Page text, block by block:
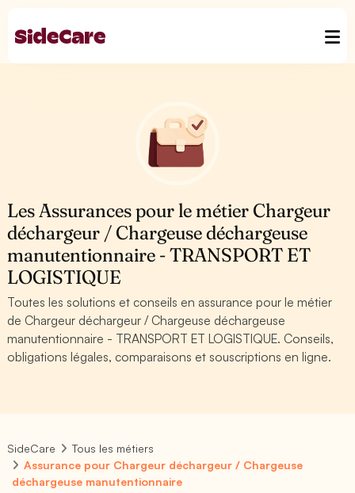
Les Assurances pour le métier Chargeur
déchargeur / Chargeuse déchargeuse
manutentionnaire - TRANSPORT ET
LOGISTIQUE
Toutes les solutions et conseils en assurance pour le métier
de Chargeur déchargeur / Chargeuse déchargeuse
manutentionnaire - TRANSPORT ET LOGISTIQUE. Conseils,
obligations légales, comparaisons et souscriptions en ligne.
SideCare
Tous les métiers
Assurance pour Chargeur déchargeur / Chargeuse
déchargeuse manutentionnaire